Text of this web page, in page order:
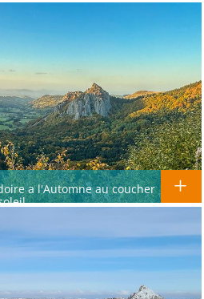
a l'Automne au coucher